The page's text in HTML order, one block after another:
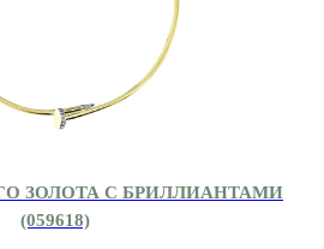
ЗОЛОТА С БРИЛЛИАНТАМИ
(059618)